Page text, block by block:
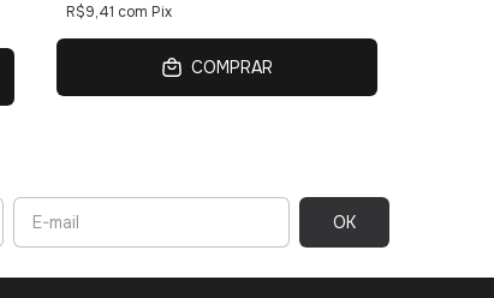
R$9,41 com Pix
COMPRAR